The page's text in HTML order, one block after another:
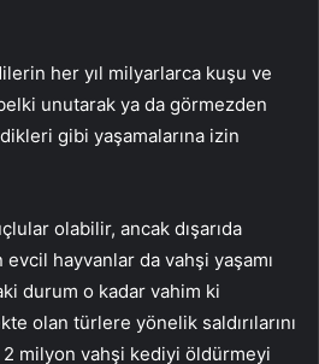
her yıl milyarlarca kuşu ve
unutarak ya da görmezden
gibi yaşamalarına izin
olabilir, ancak dışarıda
hayvanlar da vahşi yaşamı
durum o kadar vahim ki
olan türlere yönelik saldırılarını
milyon vahşi kediyi öldürmeyi